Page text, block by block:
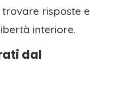
risposte e
interiore.
dal